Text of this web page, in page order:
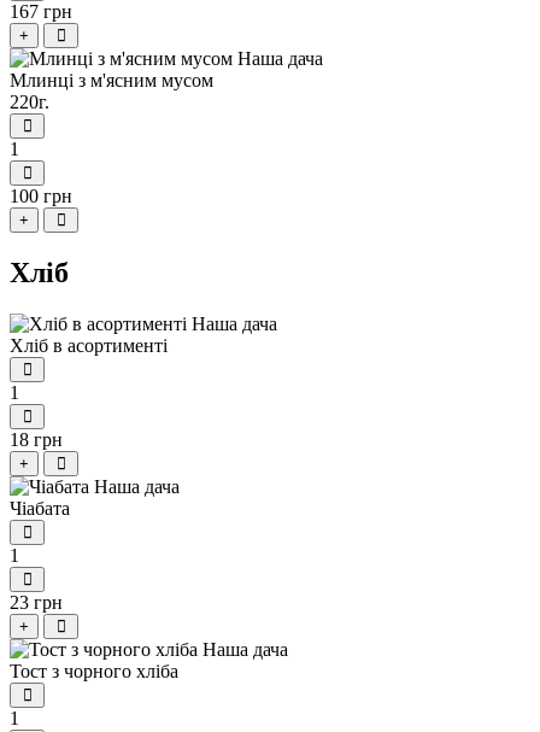
167 грн
+
Млинці з м'ясним мусом
220г.
1
100 грн
+
Хліб
Хліб в асортименті
1
18 грн
+
Чіабата
1
23 грн
+
Тост з чорного хліба
1